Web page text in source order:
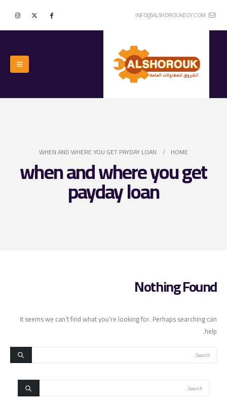
INFO@ALSHOROUKEGY.COM
HOME
WHEN AND WHERE YOU GET PAYDAY LOAN
when and where you get
payday loan
Nothing Found
It seems we can’t find what you’re looking for. Perhaps searching can
help.